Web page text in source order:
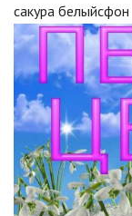
сакура белыйсфон